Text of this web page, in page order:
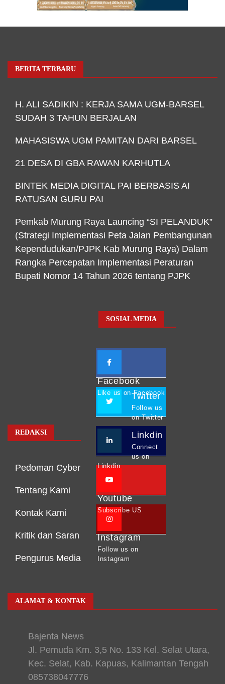
BERITA TERBARU
H. ALI SADIKIN : KERJA SAMA UGM-BARSEL
SUDAH 3 TAHUN BERJALAN
MAHASISWA UGM PAMITAN DARI BARSEL
21 DESA DI GBA RAWAN KARHUTLA
BINTEK MEDIA DIGITAL PAI BERBASIS AI
RATUSAN GURU PAI
Pemkab Murung Raya Launcing “SI PELANDUK”
(Strategi Implementasi Peta Jalan Pembangunan
Kependudukan/PJPK Kab Murung Raya) Dalam
Rangka Percepatan Implementasi Peraturan
Bupati Nomor 14 Tahun 2026 tentang PJPK
REDAKSI
Pedoman Cyber
Tentang Kami
Kontak Kami
Kritik dan Saran
Pengurus Media
SOSIAL MEDIA
Facebook
Like us on Facebook
Twitter
Follow us
on Twitter
Linkdin
Connect
us on
Linkdin
Youtube
Subscribe US
Instagram
Follow us on
Instagram
ALAMAT & KONTAK
Bajenta News
Jl. Pemuda Km. 3,5 No. 133 Kel. Selat Utara,
Kec. Selat, Kab. Kapuas, Kalimantan Tengah
085738047776